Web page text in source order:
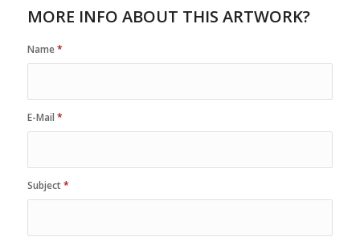
MORE INFO ABOUT THIS ARTWORK?
Name*
E-Mail *
Subject*